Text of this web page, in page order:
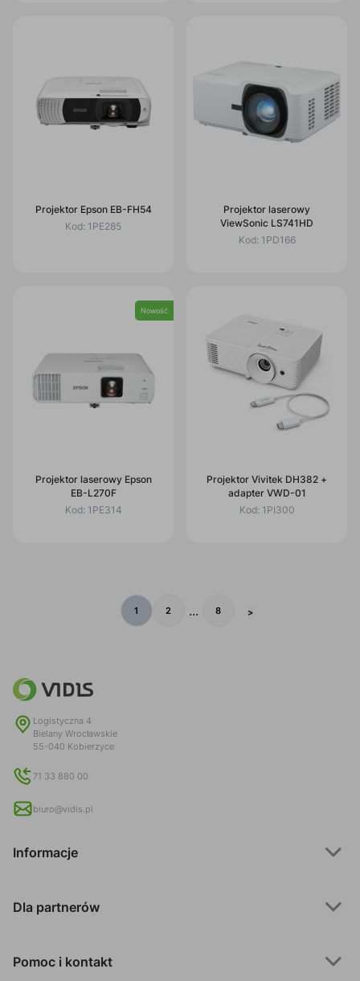
Projektor Epson EB-FH54
Kod: 1PE285
Projektor laserowy
ViewSonic LS741HD
Kod: 1PD166
Nowość
Projektor laserowy Epson
EB-L270F
Kod: 1PE314
Projektor Vivitek DH382 +
adapter VWD-01
Kod: 1PI300
1 2 ... 8 >
Logistyczna 4
Bielany Wrocławskie
55-040 Kobierzyce
71 33 880 00
biuro@vidis.pl
Informacje
Dla partnerów
Pomoc i kontakt